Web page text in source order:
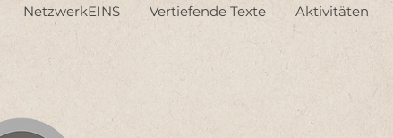
NetzwerkEINS Vertiefende Texte Aktivitäten